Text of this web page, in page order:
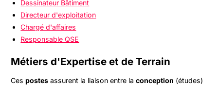
Dessinateur Bâtiment
Directeur d'exploitation
Chargé d'affaires
Responsable QSE
Métiers d'Expertise et de Terrain
Cespostes assurent la liaison entre laconception (études)